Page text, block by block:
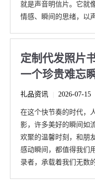
就是声音明信片。它就
情感、瞬间的思绪，以
定制代发照片
一个珍贵难忘
礼品资讯 2026-07-15
在这个快节奏的时代，
影，许多美好的瞬间如
欢聚的温馨时刻，和朋
感动瞬间，都值得我们
录者，承载着我们无数